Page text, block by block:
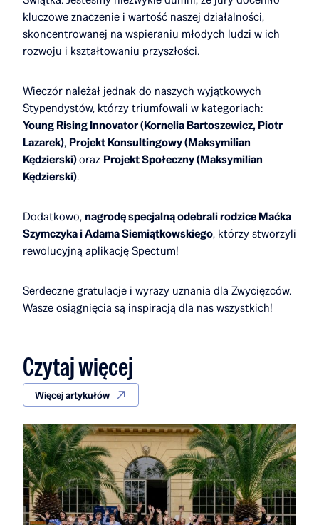
kluczowe znaczenie i wartość naszej działalności,
skoncentrowanej na wspieraniu młodych ludzi w ich
rozwoju i kształtowaniu przyszłości.
Wieczór należał jednak do naszych wyjątkowych
Stypendystów, którzy triumfowali w kategoriach:
Young Rising Innovator (Kornelia Bartoszewicz, Piotr
Lazarek), Projekt Konsultingowy (Maksymilian
Kędzierski)oraz Projekt Społeczny (Maksymilian
Kędzierski).
Dodatkowo,nagrodę specjalną odebrali rodzice Maćka
Szymczyka i Adama Siemiątkowskiego, którzy stworzyli
rewolucyjną aplikację Spectum!
Serdeczne gratulacje i wyrazy uznania dla Zwycięzców.
Wasze osiągnięcia są inspiracją dla nas wszystkich!
Czytaj więcej
Więcej artykułów